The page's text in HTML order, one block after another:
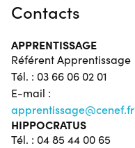
Contacts
APPRENTISSAGE
Référent Apprentissage
Tél. : 03 66 06 02 01
E-mail :
apprentissage@cenef.fr
HIPPOCRATUS
Tél. : 04 85 44 00 65